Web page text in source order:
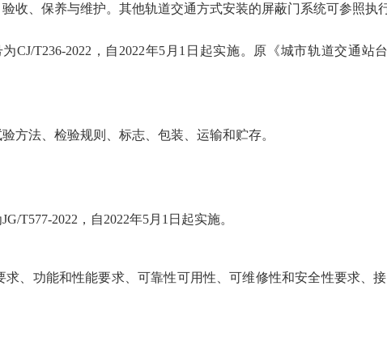
收、保养与维护。其他轨道交通方式安装的屏蔽门系统可参照执行
CJ/T236-2022，自2022年5月1日起实施。原《城市轨道交通站
方法、检验规则、标志、包装、运输和贮存。
T577-2022，自2022年5月1日起实施。
、功能和性能要求、可靠性可用性、可维修性和安全性要求、接